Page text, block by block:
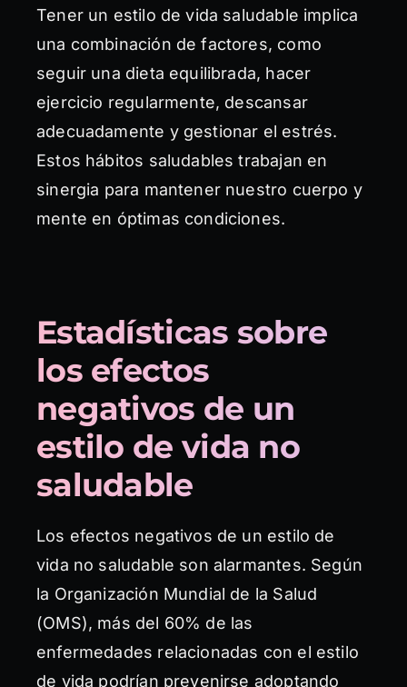
Tener un estilo de vida saludable implica
una combinación de factores, como
seguir una dieta equilibrada, hacer
ejercicio regularmente, descansar
adecuadamente y gestionar el estrés.
Estos hábitos saludables trabajan en
sinergia para mantener nuestro cuerpo y
mente en óptimas condiciones.
Estadísticas sobre
los efectos
negativos de un
estilo de vida no
saludable
Los efectos negativos de un estilo de
vida no saludable son alarmantes. Según
la Organización Mundial de la Salud
(OMS), más del 60% de las
enfermedades relacionadas con el estilo
de vida podrían prevenirse adoptando